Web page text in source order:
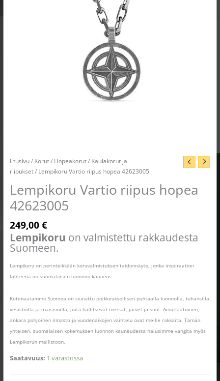
Etusivu/ Korut/ Hopeakorut/ Kaulakorut ja
riipukset/ Lempikoru Vartio riipus hopea 42623005
Lempikoru Vartio riipus hopea
42623005
249,00€
Lempikoru on valmistettu rakkaudesta
Suomeen.
Lempikoru on perinteikkään koruvalmistuksen taidonnäyte, jonka inspiraation
lähteenä on suomalaisen luonnon kauneus.
Kotimaatamme Suomea on siunattu poikkeuksellisen puhtaalla luonnolla, tuhansilla
vesistöillä ja maisemilla, joita hallitsevat metsät, järvet ja suot. Ainutlaatuinen,
ankara pohjoinen ilmasto ja vuodenaikojen vaihtelu ovat meille rakkaita. Tämän
yhteisen, suomalaisen kokemuksen luonnon kauneudesta halusimme vangita myös
Lempikorun mallistoon.
Saatavuus: 1 varastossa